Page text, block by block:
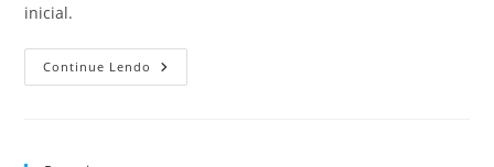
inicial.
Continue Lendo